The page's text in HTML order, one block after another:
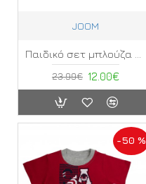
JOOM
12.00€
23.99€
-50 %